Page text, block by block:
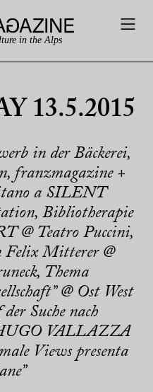
in the Alps
13.5.2015
in der Bäckerei,
franzmagazine +
a SILENT
Bibliotherapie
@ Teatro Puccini,
Felix Mitterer @
Thema
@ Ost West
Suche nach
VALLAZZA
Views presenta